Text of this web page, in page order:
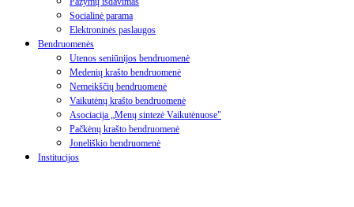
Socialinė parama
Elektroninės paslaugos
Bendruomenės
Utenos seniūnijos bendruomenė
Medenių krašto bendruomenė
Nemeikščių bendruomenė
Vaikutėnų krašto bendruomenė
Asociacija „Menų sintezė Vaikutėnuose"
Pačkėnų krašto bendruomenė
Joneliškio bendruomenė
Institucijos